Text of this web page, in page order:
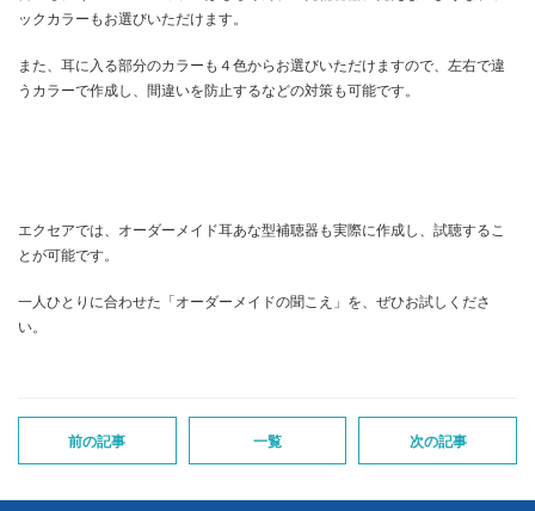
ックカラーもお選びいただけます。
また、耳に入る部分のカラーも４色からお選びいただけますので、左右で違
うカラーで作成し、間違いを防止するなどの対策も可能です。
エクセアでは、オーダーメイド耳あな型補聴器も実際に作成し、試聴するこ
とが可能です。
一人ひとりに合わせた「オーダーメイドの聞こえ」を、ぜひお試しくださ
い。
前の記事 一覧 次の記事